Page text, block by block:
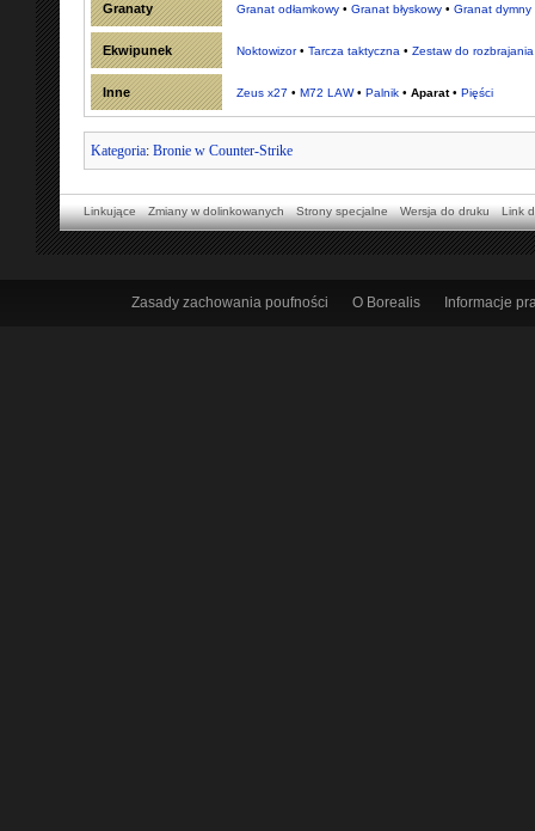
Granaty Granat odłamkowy • Granat błyskowy • Granat dymny
Ekwipunek Noktowizor• Tarcza taktyczna • Zestaw do rozbrajania
Inne Zeus x27 • M72 LAW• Palnik • Aparat• Pięści
Kategoria: Bronie w Counter-Strike
Linkujące Zmiany w dolinkowanych Strony specjalne Wersja do druku Link
Zasady zachowania poufności O Borealis Informacje